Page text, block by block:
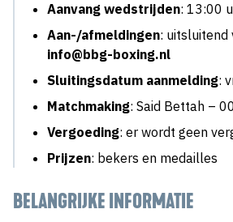
Aanvang wedstrijden: 13:00
Aan-/afmeldingen: uitsluitend
info@bbg-boxing.nl
Sluitingsdatum aanmelding:
Matchmaking: Said Bettah –
Vergoeding: er wordt geen
Prijzen: bekers en medailles
BELANGRIJKE INFORMATIE